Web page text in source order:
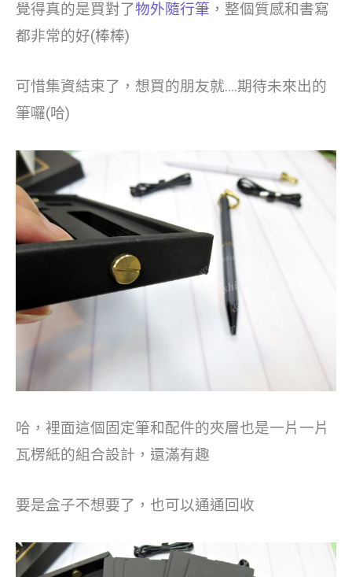
覺得真的是買對了物外隨行筆 ，整個質感和書寫
都非常的好(棒棒)
可惜集資結束了，想買的朋友就….期待未來出的
筆囉(哈)
哈，裡面這個固定筆和配件的夾層也是一片一片
瓦楞紙的組合設計，還滿有趣
要是盒子不想要了，也可以通通回收